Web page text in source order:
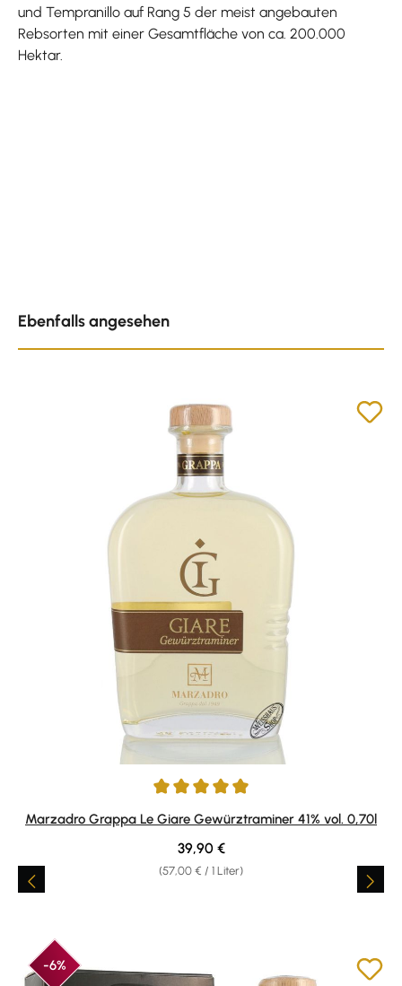
und Tempranillo auf Rang 5 der meist angebauten
Rebsorten mit einer Gesamtfläche von ca. 200.000
Hektar.
Ebenfalls angesehen
Durchschnittliche Bewertung von 4.9 von 5 Sternen
Marzadro Grappa Le Giare Gewürztraminer 41% vol. 0,70l
(57,00 € / 1 Liter)
Regulärer Preis:
39,90 €
-6%